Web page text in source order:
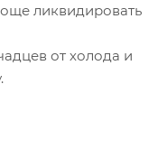
ликвидировать
от холода и